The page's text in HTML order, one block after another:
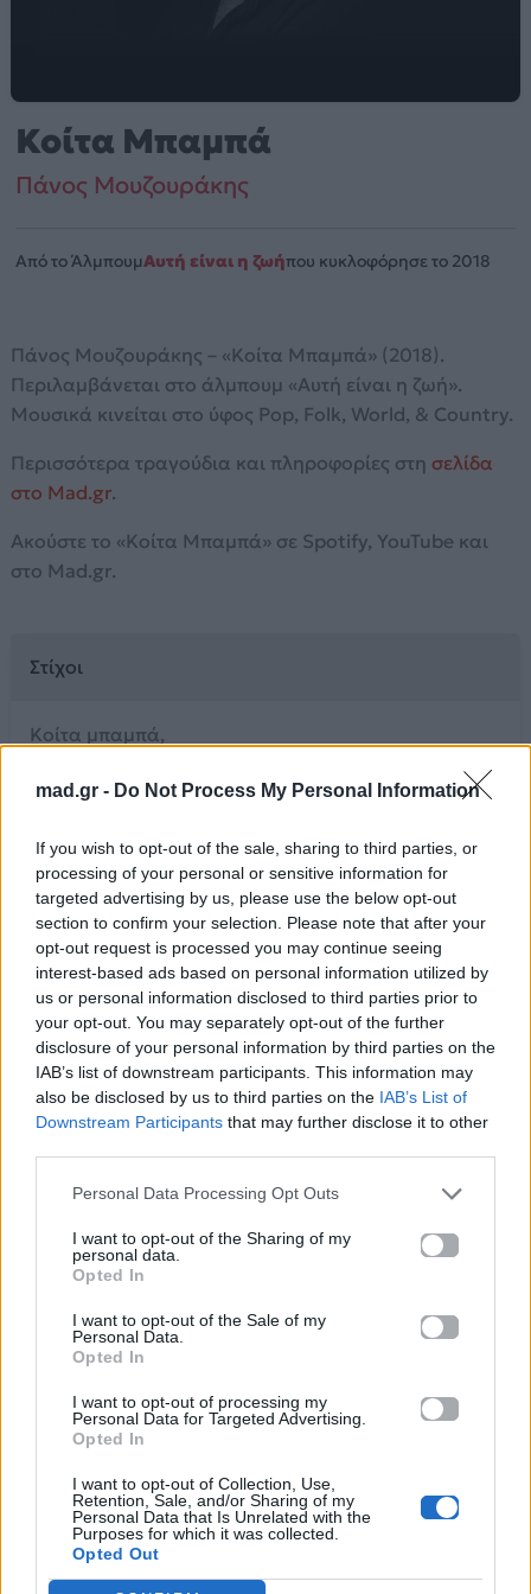
mad.gr - Do Not Process My Personal Information
If you wish to opt-out of the sale, sharing to third parties, or
processing of your personal or sensitive information for
targeted advertising by us, please use the below opt-out
section to confirm your selection. Please note that after your
opt-out request is processed you may continue seeing
interest-based ads based on personal information utilized by
us or personal information disclosed to third parties prior to
your opt-out. You may separately opt-out of the further
disclosure of your personal information by third parties on the
IAB’s list of downstream participants. This information may
also be disclosed by us to third parties on the IAB’s List of
Downstream Participants that may further disclose it to other
Personal Data Processing Opt Outs
I want to opt-out of the Sharing of my
personal data.
Opted In
I want to opt-out of the Sale of my
Personal Data.
Opted In
I want to opt-out of processing my
Personal Data for Targeted Advertising.
Opted In
I want to opt-out of Collection, Use,
Retention, Sale, and/or Sharing of my
Personal Data that Is Unrelated with the
Purposes for which it was collected.
Opted Out
Κοίτα Μπαμπά
Πάνος Μουζουράκης
Από το ΆλμπουμΑυτή είναι η ζωήπου κυκλοφόρησε το 2018
Πάνος Μουζουράκης – «Κοίτα Μπαμπά» (2018).
Περιλαμβάνεται στο άλμπουμ «Αυτή είναι η ζωή».
Μουσικά κινείται στο ύφος Pop, Folk, World, & Country.
Περισσότερα τραγούδια και πληροφορίες στη σελίδα
στο Mad.gr.
Ακούστε το «Κοίτα Μπαμπά» σε Spotify, YouTube και
στο Mad.gr.
Στίχοι
Κοίτα μπαμπά,
πάει καλά η δουλειά, έχω στην άκρη λεφτά
Κοιτά μπαμπά
δεν έχω πάθει ζημιά
από ναρκωτικά και ξενύχτια χαζά
που φοβόσουν μην με βρουν πουθενά
Όμως κοίτα μπαμπά,
που είχες δίκιο τελικά,
δεν είν’ τα πράγματα πάντα τόσο απλά.
Κι όταν πάνε στραβά,
εγώ κοιτάω ψηλά,
και σου χαμογελάω, μπαμπά.
ξέρω θ’ αργήσω ξανά,
μα έτσι ήμουν πάντα μπαμπά.
σε πάρω αγκαλιά,
όχι δεν κλαίω μπαμπά,
που σ’ έχω πάντα κοντά.
Γιατί κοίτα μπαμπά,
αυτά τα 3 κλαδιά,
που κρατάει σφιχτά η μαμά,
θα ανθίσουν ξανά,
έχουνε ριζά βαθιά,